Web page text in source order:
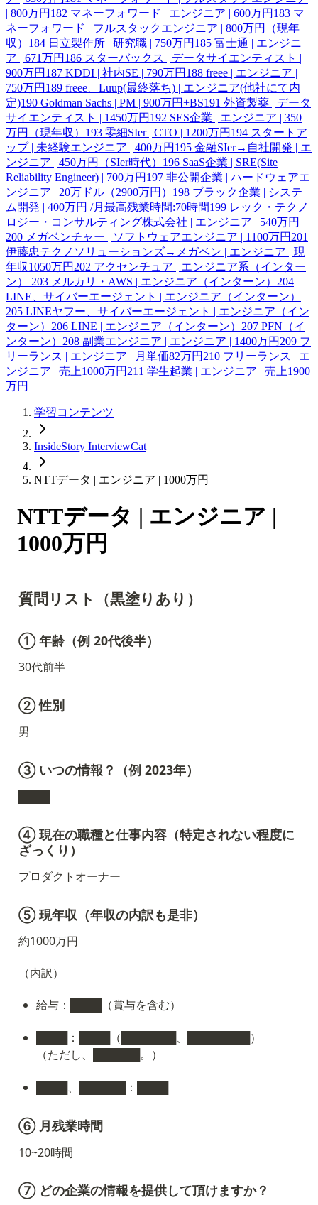
| 800万円 182 マネーフォワード | エンジニア | 600万円 183 マ
ネーフォワード | フルスタックエンジニア | 800万円（現年
収） 184 日立製作所 | 研究職 | 750万円 185 富士通 | エンジニ
ア | 671万円 186 スターバックス | データサイエンティスト |
900万円 187 KDDI | 社内SE | 790万円 188 freee | エンジニア |
750万円 189 freee、Luup(最終落ち) | エンジニア(他社にて内
定)190 Goldman Sachs | PM | 900万円+BS191 外資製薬 | データ
サイエンティスト | 1450万円 192 SES企業 | エンジニア | 350
万円（現年収） 193 零細SIer | CTO | 1200万円 194 スタートア
ップ | 未経験エンジニア | 400万円 195 金融SIer→自社開発 | エ
ンジニア | 450万円（SIer時代） 196 SaaS企業 | SRE(Site
Reliability Engineer) | 700万円 197 非公開企業 | ハードウェアエ
ンジニア | 20万ドル（2900万円） 198 ブラック企業 | システ
ム開発 | 400万円 /月最高残業時間:70時間199 レック・テクノ
ロジー・コンサルティング株式会社 | エンジニア | 540万円
200 メガベンチャー | ソフトウェアエンジニア | 1100万円 201
伊藤忠テクノソリューションズ→メガベン | エンジニア | 現
年収1050万円 202 アクセンチュア | エンジニア系（インター
ン） 203 メルカリ・AWS | エンジニア（インターン） 204
LINE、サイバーエージェント | エンジニア（インターン）
205 LINEヤフー、サイバーエージェント | エンジニア（イン
ターン） 206 LINE | エンジニア（インターン） 207 PFN（イ
ンターン） 208 副業エンジニア | エンジニア | 1400万円 209 フ
リーランス | エンジニア | 月単価82万円 210 フリーランス | エ
ンジニア | 売上1000万円 211 学生起業 | エンジニア | 売上1900
万円
学習コンテンツ
InsideStory InterviewCat
NTTデータ | エンジニア | 1000万円
NTTデータ | エンジニア |
1000万円
質問リスト（黒塗りあり）
① 年齢（例 20代後半）
30代前半
② 性別
男
③ いつの情報？（例 2023年）
④ 現在の職種と仕事内容（特定されない程度に
ざっくり）
プロダクトオーナー
⑤ 現年収（年収の内訳も是非）
約1000万円
（内訳）
給与：████（賞与を含む）
████：████（███████、████████）
（ただし、██████。）
████、██████：████
⑥ 月残業時間
10~20時間
⑦ どの企業の情報を提供して頂けますか？